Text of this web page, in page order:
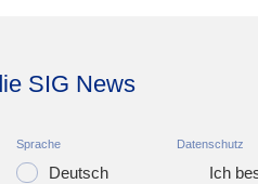
SIG News
Sprache
Deutsch
Datenschutz
Ich